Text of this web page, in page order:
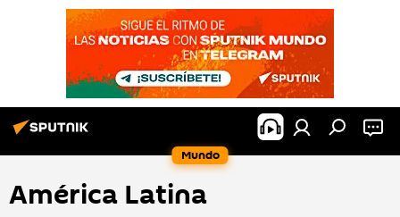
Mundo
América Latina